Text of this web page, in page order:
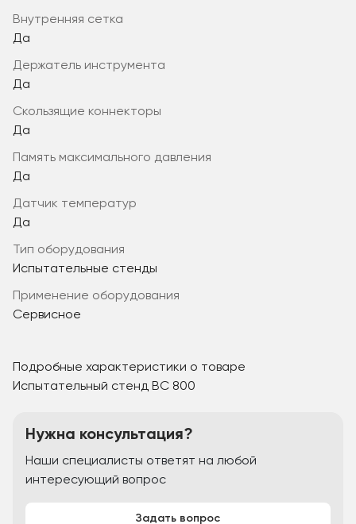
внутренняя сетка
Да
держатель инструмента
Да
скользящие коннекторы
Да
память максимального давления
Да
датчик температур
Да
Тип оборудования
Испытательные стенды
Применение оборудования
Сервисное
Подробные характеристики о товаре
Испытательный стенд BC 800
Нужна консультация?
Наши специалисты ответят на любой
интересующий вопрос
Задать вопрос